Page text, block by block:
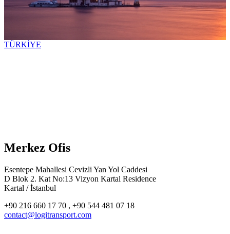
TÜRKİYE
Merkez Ofis
Esentepe Mahallesi Cevizli Yan Yol Caddesi
D Blok 2. Kat No:13 Vizyon Kartal Residence
Kartal / İstanbul
+90 216 660 17 70 , +90 544 481 07 18
contact@logitransport.com